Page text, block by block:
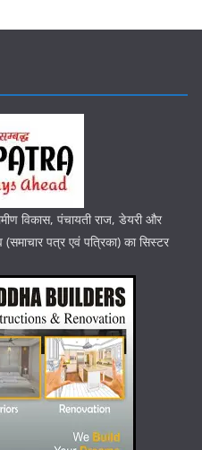
विकास, पंचायती राज, डेयरी और
पत्र एवं पत्रिका) का सिस्टर